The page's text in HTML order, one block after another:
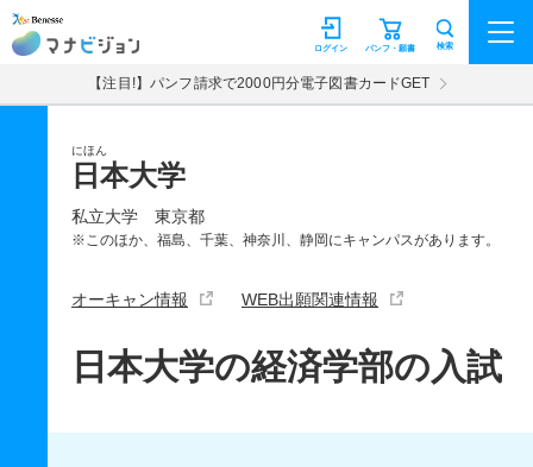
マナビジョン パンフ・願書
ログイン 検索
【注目!】パンフ請求で2000円分電子図書カードGET
にほん
日本大学
私立大学 東京都
※このほか、福島、千葉、神奈川、静岡にキャンパスがあります。
オーキャン情報 WEB出願関連情報
日本大学の経済学部の入試